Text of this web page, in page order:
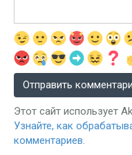
Этот сайт использует
Узнайте, как
комментариев.